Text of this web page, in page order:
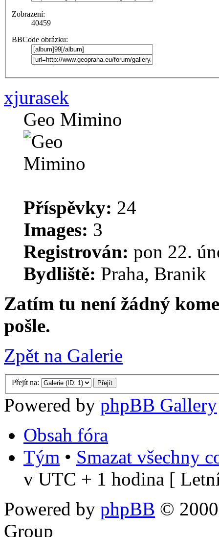
Zobrazení:
40459
BBCode obrázku:
xjurasek
Geo Mimino
Příspěvky: 24
Images: 3
Registrován: pon 22.
Bydliště: Praha, Branik
Zatím tu není žádný
pošle.
Zpět na Galerie
Přejít na:
Powered by phpBB Gallery
Obsah fóra
Tým • Smazat všechny
v UTC + 1 hodina [
Powered by phpBB ©
Group